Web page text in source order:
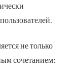
не только
сочетанием: